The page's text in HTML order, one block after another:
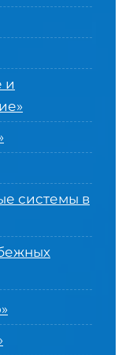
и
системы в